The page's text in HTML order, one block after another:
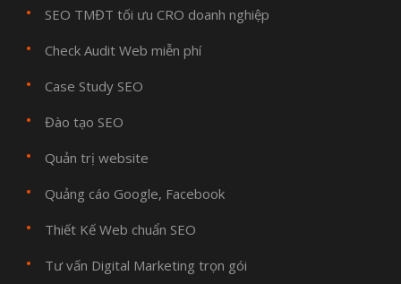
SEO TMĐT tối ưu CRO doanh nghiệp
Check Audit Web miễn phí
Case Study SEO
Đào tạo SEO
Quản trị website
Quảng cáo Google, Facebook
Thiết Kế Web chuẩn SEO
Tư vấn Digital Marketing trọn gói